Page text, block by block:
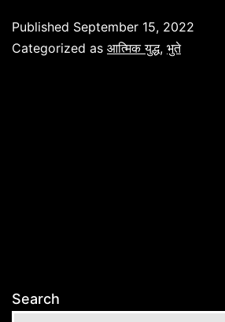
उपाय.
Published September 15, 2022
Categorized as आत्मिक युद्ध, भुते
Search